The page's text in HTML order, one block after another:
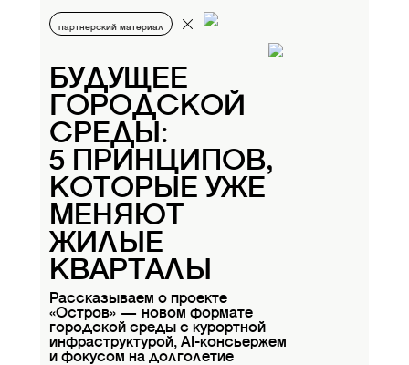
партнерский материал
БУДУЩЕЕ
ГОРОДСКОЙ
СРЕДЫ:
5 ПРИНЦИПОВ,
КОТОРЫЕ УЖЕ
МЕНЯЮТ
ЖИЛЫЕ
КВАРТАЛЫ
Рассказываем о проекте
«Остров» — новом формате
городской среды с курортной
инфраструктурой, AI-консьержем
и фокусом на долголетие